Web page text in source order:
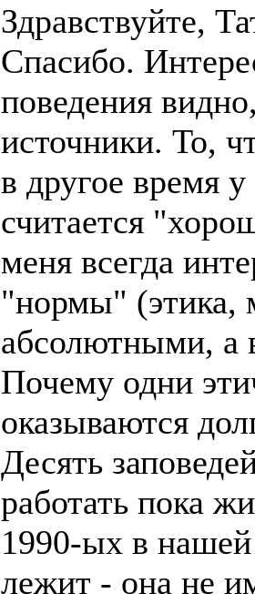
Здравствуйте,
Спасибо.
поведения
источники. То,
в другое время
считается
меня всегда
"нормы" (этика,
абсолютными, а
Почему одни
оказываются
Десять
работать пока
1990-ых в нашей
лежит - она не